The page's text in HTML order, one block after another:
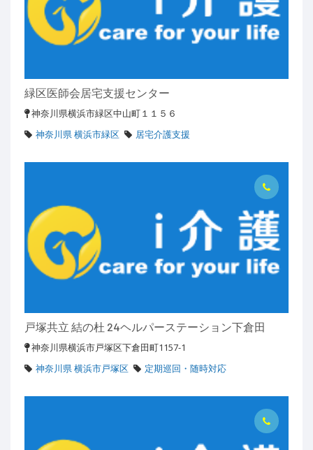
緑区医師会居宅支援センター
神奈川県横浜市緑区中山町１１５６
神奈川県 横浜市緑区
居宅介護支援
戸塚共立 結の杜 24ヘルパーステーション下倉田
神奈川県横浜市戸塚区下倉田町1157-1
神奈川県 横浜市戸塚区
定期巡回・随時対応